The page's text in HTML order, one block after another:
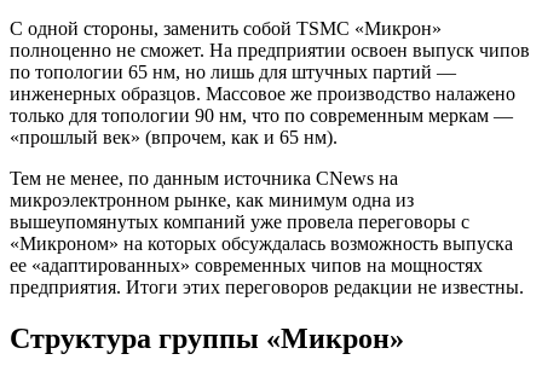
С одной стороны, заменить собой TSMC «Микрон»
полноценно не сможет. На предприятии освоен выпуск чипов
по топологии 65 нм, но лишь для штучных партий —
инженерных образцов. Массовое же производство налажено
только для топологии 90 нм, что по современным меркам —
«прошлый век» (впрочем, как и 65 нм).
Тем не менее, по данным источника CNews на
микроэлектронном рынке, как минимум одна из
вышеупомянутых компаний уже провела переговоры с
«Микроном» на которых обсуждалась возможность выпуска
ее «адаптированных» современных чипов на мощностях
предприятия. Итоги этих переговоров редакции не известны.
Структура группы «Микрон»